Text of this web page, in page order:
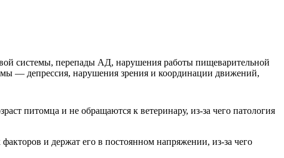
системы, перепады АД, нарушения работы пищеварительной
— депрессия, нарушения зрения и координации движений,
питомца и не обращаются к ветеринару, из-за чего патология
и держат его в постоянном напряжении, из-за чего